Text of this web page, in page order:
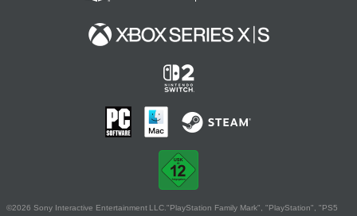
©2026 Sony Interactive Entertainment LLC."PlayStation Family Mark", "PlayStation", "PS5